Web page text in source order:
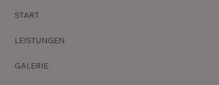
START
LEISTUNGEN
GALERIE